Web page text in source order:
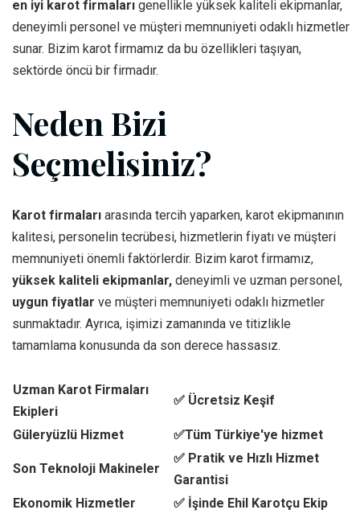
en iyi karot firmaları genellikle yüksek kaliteli ekipmanlar,
deneyimli personel ve müşteri memnuniyeti odaklı hizmetler
sunar. Bizim karot firmamız da bu özellikleri taşıyan,
sektörde öncü bir firmadır.
Neden Bizi
Seçmelisiniz?
Karot firmaları arasında tercih yaparken, karot ekipmanının
kalitesi, personelin tecrübesi, hizmetlerin fiyatı ve müşteri
memnuniyeti önemli faktörlerdir. Bizim karot firmamız,
yüksek kaliteli ekipmanlar, deneyimli ve uzman personel,
uygun fiyatlar ve müşteri memnuniyeti odaklı hizmetler
sunmaktadır. Ayrıca, işimizi zamanında ve titizlikle
tamamlama konusunda da son derece hassasız.
Uzman Karot Firmaları
Ekipleri
✅ Ücretsiz Keşif
Güleryüzlü Hizmet ✅Tüm Türkiye'ye hizmet
Son Teknoloji Makineler
✅ Pratik ve Hızlı Hizmet
Garantisi
Ekonomik Hizmetler
✅ İşinde Ehil Karotçu Ekip